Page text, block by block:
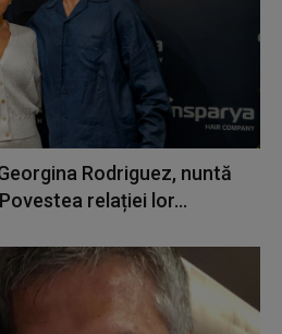
Rodriguez, nuntă
relației lor...